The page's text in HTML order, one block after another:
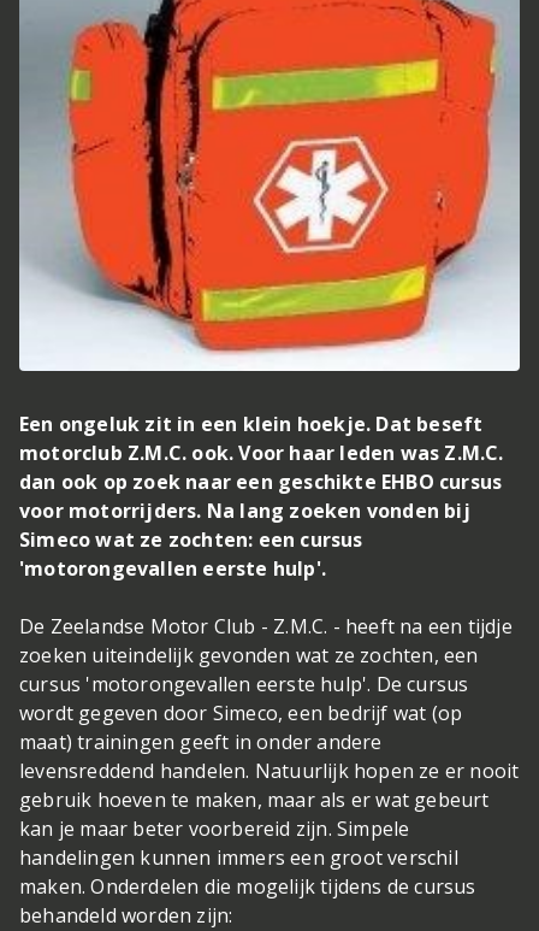
Een ongeluk zit in een klein hoekje. Dat beseft
motorclub Z.M.C. ook. Voor haar leden was Z.M.C.
dan ook op zoek naar een geschikte EHBO cursus
voor motorrijders. Na lang zoeken vonden bij
Simeco wat ze zochten: een cursus
'motorongevallen eerste hulp'.
De Zeelandse Motor Club - Z.M.C. - heeft na een tijdje
zoeken uiteindelijk gevonden wat ze zochten, een
cursus 'motorongevallen eerste hulp'. De cursus
wordt gegeven door Simeco, een bedrijf wat (op
maat) trainingen geeft in onder andere
levensreddend handelen. Natuurlijk hopen ze er nooit
gebruik hoeven te maken, maar als er wat gebeurt
kan je maar beter voorbereid zijn. Simpele
handelingen kunnen immers een groot verschil
maken. Onderdelen die mogelijk tijdens de cursus
behandeld worden zijn: